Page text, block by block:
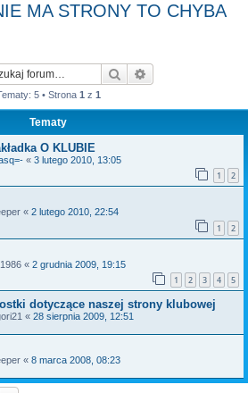
MA STRONY TO CHYBA
Szukaj
5 • Strona 1 z 1
Tematy
O KLUBIE
« 3 lutego 2010, 13:05
1 2
« 2 lutego 2010, 22:54
1 2
« 2 grudnia 2009, 19:15
1 2 3 4 5
dotyczące naszej strony klubowej
« 28 sierpnia 2009, 12:51
« 8 marca 2008, 08:23